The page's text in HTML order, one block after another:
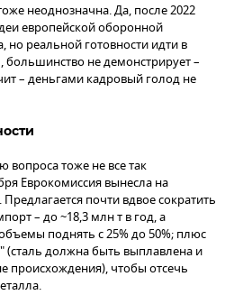
неоднозначна. Да, после 2022
европейской оборонной
но реальной готовности идти в
не демонстрирует –
– деньгами кадровый голод не
вопроса тоже не все так
Еврокомиссия вынесла на
почти вдвое сократить
– до ~18,3 млн т в год, а
поднять с 25% до 50%; плюс
(сталь должна быть выплавлена и
происхождения), чтобы отсечь